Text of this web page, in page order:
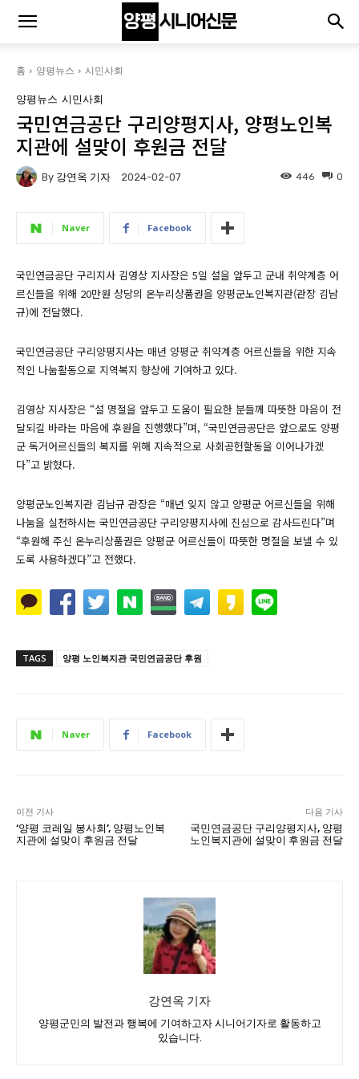
홈 양평뉴스 시민사회
양평뉴스 시민사회
국민연금공단 구리양평지사, 양평노인복
지관에 설맞이 후원금 전달
By 강연옥 기자 2024-02-07 0
446
Naver Facebook
국민연금공단 구리지사 김영상 지사장은 5일 설을 앞두고 군내 취약계층 어
르신들을 위해 20만원 상당의 온누리상품권을 양평군노인복지관(관장 김남
규)에 전달했다.
국민연금공단 구리양평지사는 매년 양평군 취약계층 어르신들을 위한 지속
적인 나눔활동으로 지역복지 향상에 기여하고 있다.
김영상 지사장은 “설 명절을 앞두고 도움이 필요한 분들께 따뜻한 마음이 전
달되길 바라는 마음에 후원을 진행했다”며, “국민연금공단은 앞으로도 양평
군 독거어르신들의 복지를 위해 지속적으로 사회공헌할동을 이어나가겠
다”고 밝혔다.
양평군노인복지관 김남규 관장은 “매년 잊지 않고 양평군 어르신들을 위해
나눔을 실천하시는 국민연금공단 구리양평지사에 진심으로 감사드린다”며
“후원해 주신 온누리상품권은 양평군 어르신들이 따뜻한 명절을 보낼 수 있
도록 사용하겠다”고 전했다.
TAGS 양평 노인복지관 국민연금공단 후원
Naver Facebook
이전 기사
‘양평 코레일 봉사회’, 양평노인복
지관에 설맞이 후원금 전달
다음 기사
국민연금공단 구리양평지사, 양평
노인복지관에 설맞이 후원금 전달
강연옥 기자
양평군민의 발전과 행복에 기여하고자 시니어기자로 활동하고
있습니다.